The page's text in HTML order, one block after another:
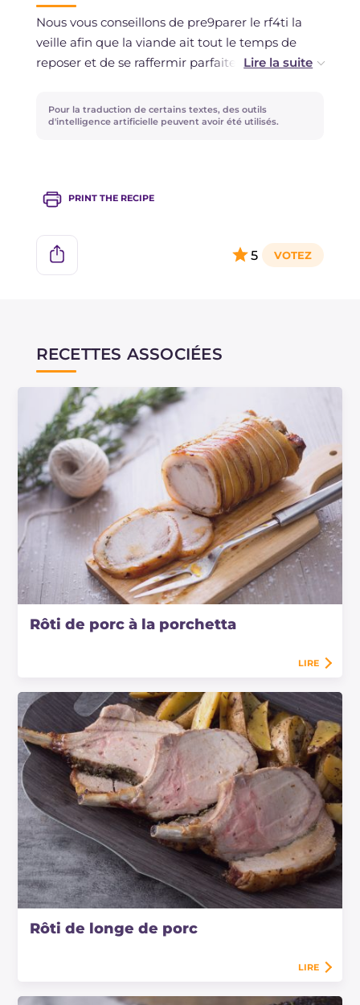
re9cipient herme9tique.
Nous vous conseillons de pre9parer le rf4ti la
veille afin que la viande ait tout le temps de
reposer et de se raffermir parfaitement au
des tranches tre8s fines et re9gulie8res.
Pour la traduction de certains textes, des outils
d'intelligence artificielle peuvent avoir été utilisés.
PRINT THE RECIPE
5
RECETTES ASSOCIÉES
Rôti de porc à la porchetta
LIRE
Rôti de longe de porc
LIRE